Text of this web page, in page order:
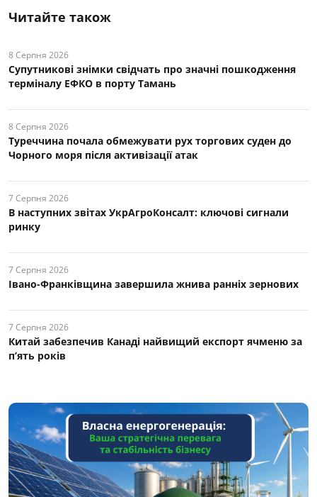
Читайте також
8 Серпня 2026
Супутникові знімки свідчать про значні пошкодження
терміналу ЕФКО в порту Тамань
8 Серпня 2026
Туреччина почала обмежувати рух торгових суден до
Чорного моря після активізації атак
7 Серпня 2026
В наступних звітах УкрАгроКонсалт: ключові cигнали
ринку
7 Серпня 2026
Івано-Франківщина завершила жнива ранніх зернових
7 Серпня 2026
Китай забезпечив Канаді найвищий експорт ячменю за
п’ять років